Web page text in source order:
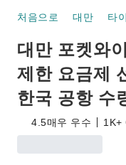
처음으로 대만 타
대만 포켓와
제한 요금제
한국 공항 수
4.5매우 우수 1K+